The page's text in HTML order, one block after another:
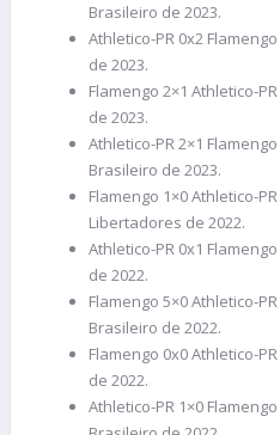
Brasileiro de 2023.
Athletico-PR 0x2
de 2023.
Flamengo 2×1 Athletico-
de 2023.
Athletico-PR 2×1
Brasileiro de 2023.
Flamengo 1×0 Athletico-
Libertadores de 2022.
Athletico-PR 0x1
de 2022.
Flamengo 5×0 Athletico-
Brasileiro de 2022.
Flamengo 0x0 Athletico-
de 2022.
Athletico-PR 1×0